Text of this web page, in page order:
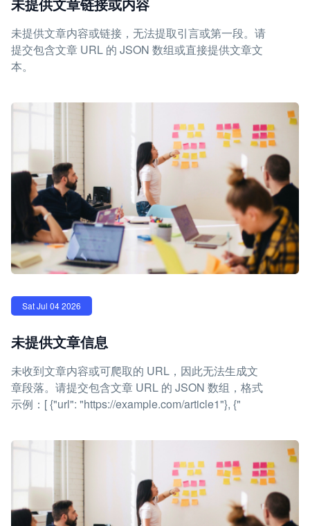
未提供文章链接或内容
未提供文章内容或链接，无法提取引言或第一段。请
提交包含文章 URL 的 JSON 数组或直接提供文章文
本。
Sat Jul 04 2026
未提供文章信息
未收到文章内容或可爬取的 URL，因此无法生成文
章段落。请提交包含文章 URL 的 JSON 数组，格式
示例：[ {"url": "https://example.com/article1"}, {"